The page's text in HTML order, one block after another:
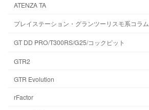
ATENZA TA
プレイステーション・グランツーリスモ系コラム
GT DD PRO/T300RS/G25/コックピット
GTR2
GTR Evolution
rFactor